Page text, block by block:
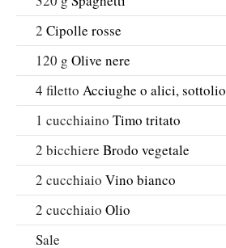
2 Cipolle rosse
120 g Olive nere
4 filetto Acciughe o alici, sottolio
1 cucchiaino Timo tritato
2 bicchiere Brodo vegetale
2 cucchiaio Vino bianco
2 cucchiaio Olio
Sale